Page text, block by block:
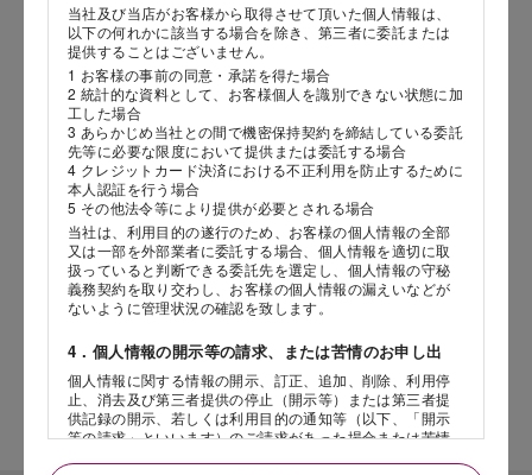
当社及び当店がお客様から取得させて頂いた個人情報は、
以下の何れかに該当する場合を除き、第三者に委託または
提供することはございません。
1 お客様の事前の同意・承諾を得た場合
2 統計的な資料として、お客様個人を識別できない状態に加
工した場合
3 あらかじめ当社との間で機密保持契約を締結している委託
先等に必要な限度において提供または委託する場合
4 クレジットカード決済における不正利用を防止するために
本人認証を行う場合
5 その他法令等により提供が必要とされる場合
当社は、利用目的の遂行のため、お客様の個人情報の全部
又は一部を外部業者に委託する場合、個人情報を適切に取
扱っていると判断できる委託先を選定し、個人情報の守秘
義務契約を取り交わし、お客様の個人情報の漏えいなどが
ないように管理状況の確認を致します。
4．個人情報の開示等の請求、または苦情のお申し出
個人情報に関する情報の開示、訂正、追加、削除、利用停
止、消去及び第三者提供の停止（開示等）または第三者提
供記録の開示、若しくは利用目的の通知等（以下、「開示
等の請求」といいます）のご請求があった場合または苦情
生年月日
年
月
店舗サービスに関するお問い合わせにつきましては、内容欄に『店
舗名』を記載いただけますと幸いです。
岳や末広がりを意味す
やつ時」という意味を込
。雄大な八ヶ岳山麓の自
れる、こだわりのスイー
海外 Overseas shops
Indonesia
Malaysia
Hong Kong
UAE
Thailand
Vietnam